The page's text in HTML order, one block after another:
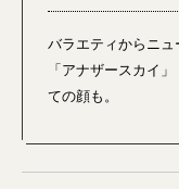
バラエティからニ
「アナザースカイ
ての顔も。